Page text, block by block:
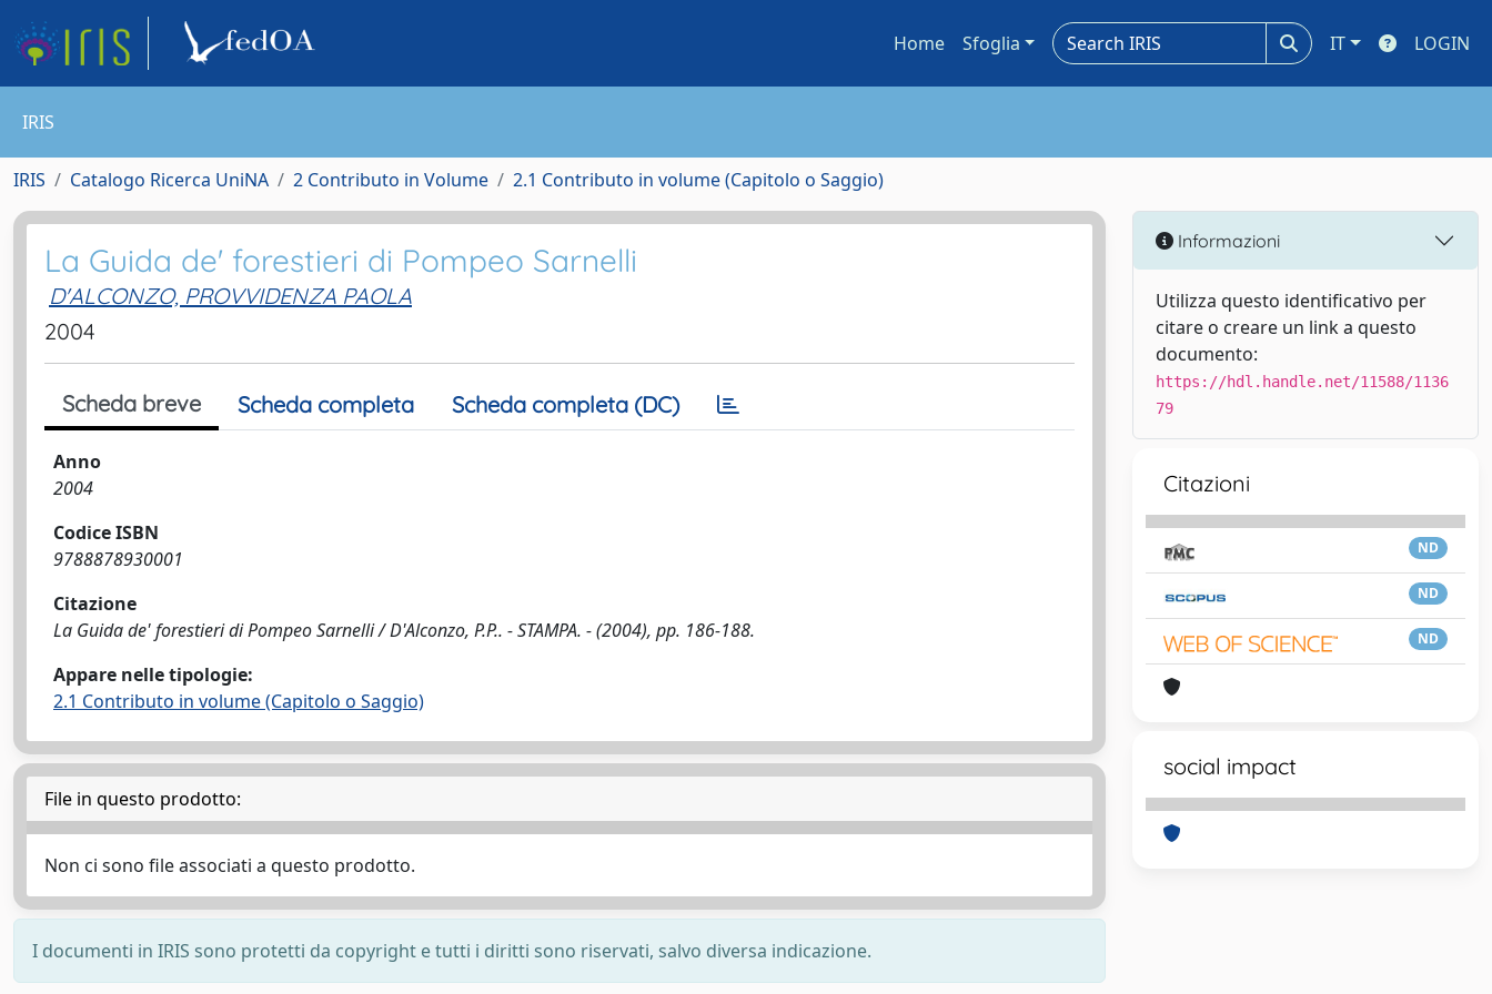
Home Sfoglia IT LOGIN
IRIS
IRIS Catalogo Ricerca UniNA 2 Contributo in Volume 2.1 Contributo in volume (Capitolo o Saggio)
La Guida de' forestieri di Pompeo Sarnelli
D'ALCONZO, PROVVIDENZA PAOLA
2004
Scheda breve Scheda completa Scheda completa (DC)
Anno
2004
Codice ISBN
9788878930001
Citazione
La Guida de' forestieri di Pompeo Sarnelli / D'Alconzo, P.P.. - STAMPA. - (2004), pp. 186-188.
Appare nelle tipologie:
2.1 Contributo in volume (Capitolo o Saggio)
File in questo prodotto:
Non ci sono file associati a questo prodotto.
I documenti in IRIS sono protetti da copyright e tutti i diritti sono riservati, salvo diversa indicazione.
Informazioni
Utilizza questo identificativo per
citare o creare un link a questo
documento:
https://hdl.handle.net/11588/1136
79
Citazioni
ND
ND
ND
social impact